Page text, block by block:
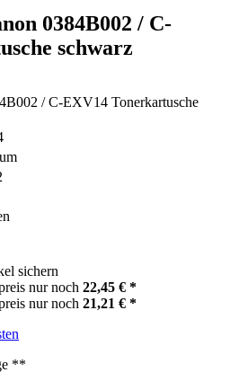
0384B002 / C-
schwarz
sichern
nur noch 22,45 € *
nur noch 21,21 € *
**